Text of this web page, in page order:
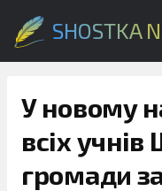
SHOSTKA
У новому
всіх
громади